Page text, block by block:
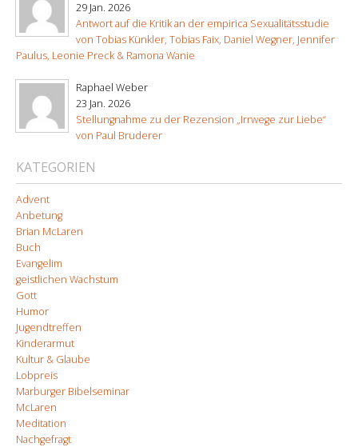
29 Jan. 2026
Antwort auf die Kritik an der empirica Sexualitätsstudie
von Tobias Künkler, Tobias Faix, Daniel Wegner, Jennifer
Paulus, Leonie Preck & Ramona Wanie
Raphael Weber
23 Jan. 2026
Stellungnahme zu der Rezension „Irrwege zur Liebe“
von Paul Bruderer
KATEGORIEN
Advent
Anbetung
Brian McLaren
Buch
Evangelim
geistlichen Wachstum
Gott
Humor
Jugendtreffen
Kinderarmut
Kultur & Glaube
Lobpreis
Marburger Bibelseminar
McLaren
Meditation
Nachgefragt